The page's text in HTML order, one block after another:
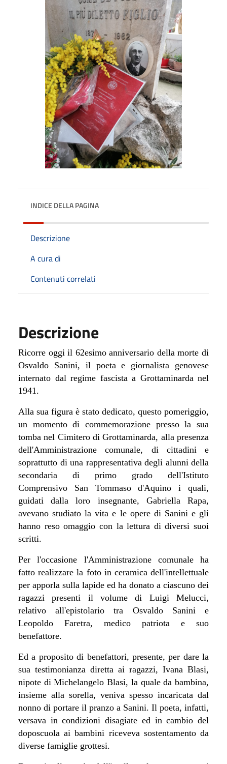
INDICE DELLA PAGINA
Descrizione
A cura di
Contenuti correlati
Descrizione
Ricorre oggi il 62esimo anniversario della morte di
Osvaldo Sanini, il poeta e giornalista genovese
internato dal regime fascista a Grottaminarda nel
1941.
Alla sua figura è stato dedicato, questo pomeriggio,
un momento di commemorazione presso la sua
tomba nel Cimitero di Grottaminarda, alla presenza
dell'Amministrazione comunale, di cittadini e
soprattutto di una rappresentativa degli alunni della
secondaria di primo grado dell'Istituto
Comprensivo San Tommaso d'Aquino i quali,
guidati dalla loro insegnante, Gabriella Rapa,
avevano studiato la vita e le opere di Sanini e gli
hanno reso omaggio con la lettura di diversi suoi
scritti.
Per l'occasione l'Amministrazione comunale ha
fatto realizzare la foto in ceramica dell'intellettuale
per apporla sulla lapide ed ha donato a ciascuno dei
ragazzi presenti il volume di Luigi Melucci,
relativo all'epistolario tra Osvaldo Sanini e
Leopoldo Faretra, medico patriota e suo
benefattore.
Ed a proposito di benefattori, presente, per dare la
sua testimonianza diretta ai ragazzi, Ivana Blasi,
nipote di Michelangelo Blasi, la quale da bambina,
insieme alla sorella, veniva spesso incaricata dal
nonno di portare il pranzo a Sanini. Il poeta, infatti,
versava in condizioni disagiate ed in cambio del
doposcuola ai bambini riceveva sostentamento da
diverse famiglie grottesi.